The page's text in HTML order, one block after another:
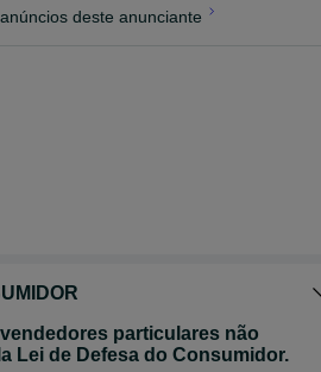
deste anunciante
particulares não
Lei de Defesa do Consumidor.